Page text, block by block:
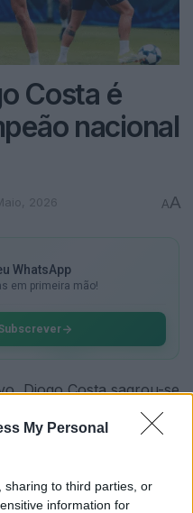
My Personal
sharing to third parties, or
information for
Costa é
nacional
2026 AA
WhatsApp
em primeira mão!
Diogo Costa sagrou-se
Sailors FC, formação